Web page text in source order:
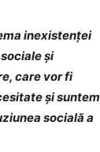
inexistenței
și
care vor fi
și suntem
socială a